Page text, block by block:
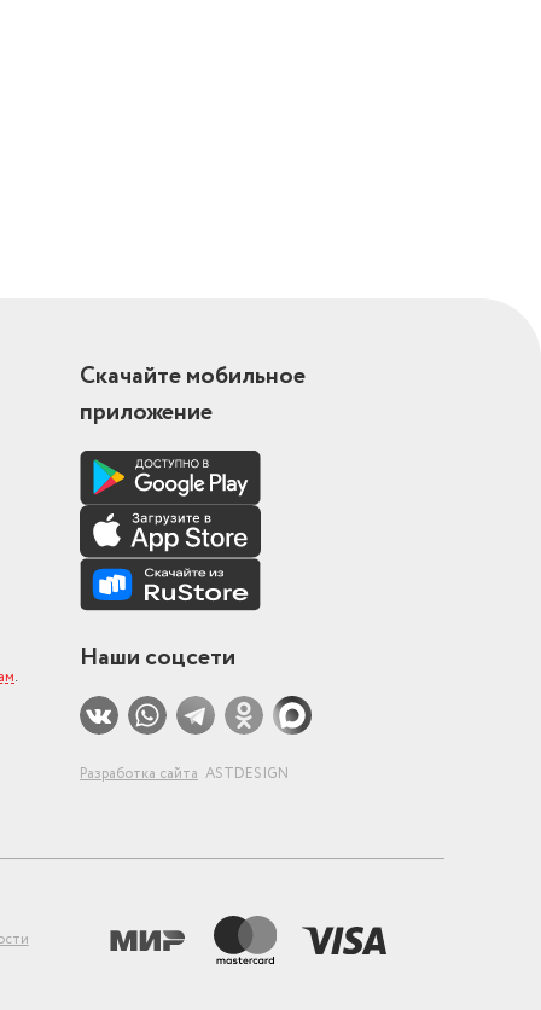
.
Скачайте мобильное
приложение
Наши соцсети
Разработка сайта ASTDESIGN